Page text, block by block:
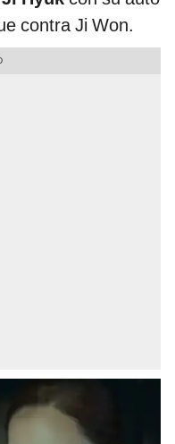
contra Ji Won.